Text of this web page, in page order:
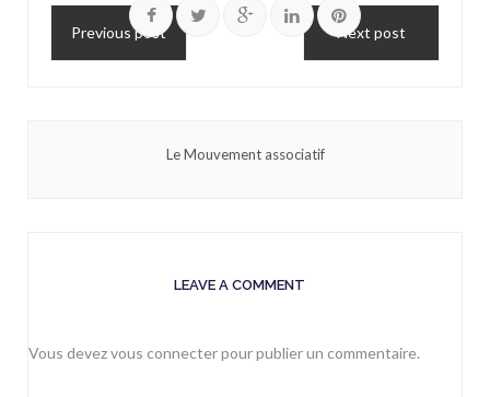
Previous post Next post
Le Mouvement associatif
LEAVE A COMMENT
Vous devezvous connecterpour publier un commentaire.